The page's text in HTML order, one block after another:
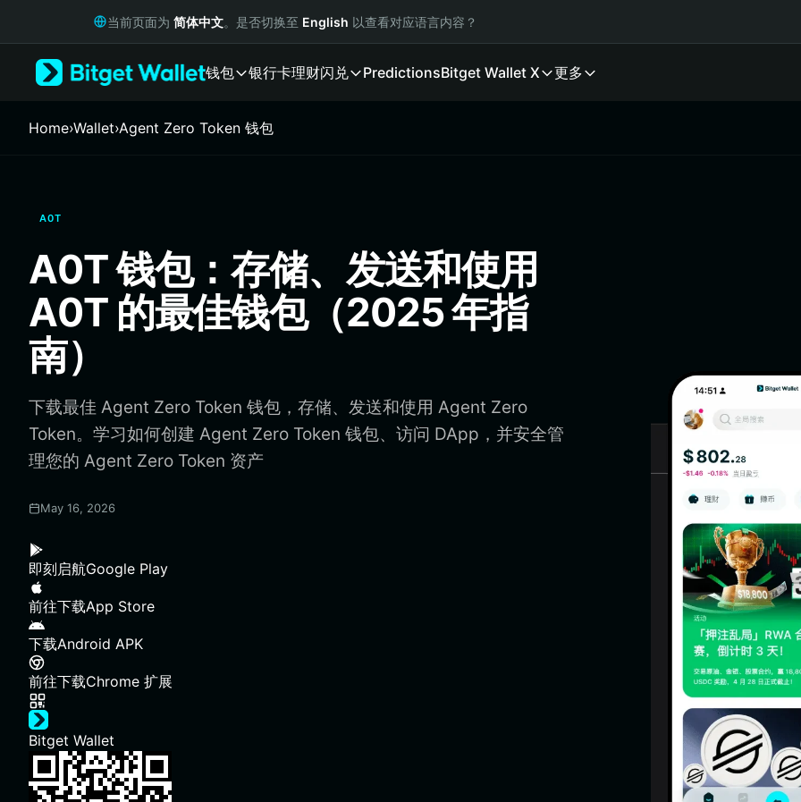
Русский
Italiano
繁體中文
Português (Portugal)
Bahasa Indonesia
ภาษาไทย
Español
Português (Brasil)
Español (Argentina)
当前页面为 简体中文。是否切换至 English 以查看对应语言内容？
钱包 银行卡理财闪兑 PredictionsBitget Wallet X 更多
Home›Wallet›Agent Zero Token 钱包
A0T
A0T 钱包：存储、发送和使用
A0T 的最佳钱包（2025 年指
南）
下载最佳 Agent Zero Token 钱包，存储、发送和使用 Agent Zero
Token。学习如何创建 Agent Zero Token 钱包、访问 DApp，并安全管
理您的 Agent Zero Token 资产
May 16, 2026
即刻启航Google Play
前往下载App Store
下载Android APK
前往下载Chrome 扩展
Bitget Wallet